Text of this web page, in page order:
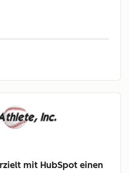
mit HubSpot einen